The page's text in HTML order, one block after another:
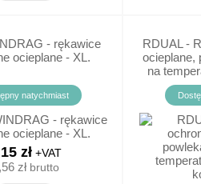
CZYSTOŚCI
MOPY
- rękawice
ocieplane - XL.
natychmiast
zł +VAT
złbrutto
RDUAL -
ocieplane,
na